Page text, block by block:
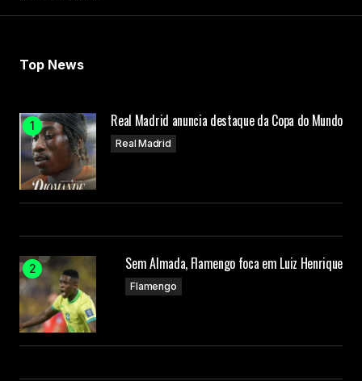
Top News
Real Madrid anuncia destaque da Copa do Mundo
Real Madrid
Sem Almada, Flamengo foca em Luiz Henrique
Flamengo